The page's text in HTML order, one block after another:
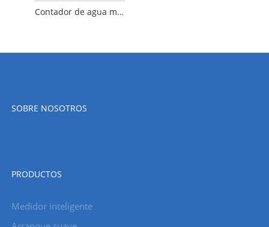
Contador de agua mecánico inteligente del tiempo de servicio DN50-300 del reborde grande largo del tubo con NB-IOT
SOBRE NOSOTROS
PRODUCTOS
Medidor inteligente